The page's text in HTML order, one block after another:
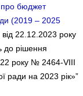
бюджет
(2019 – 2025
22.12.2023 року
до рішення
року № 2464-VIII
ради на 2023 рік»”